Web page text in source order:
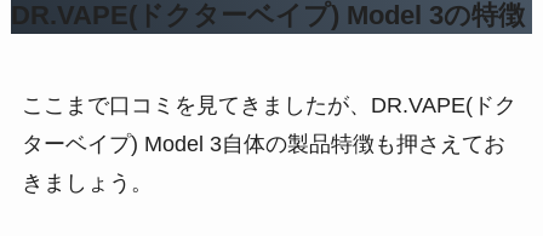
DR.VAPE(ドクターベイプ) Model 3の特徴
ここまで口コミを見てきましたが、DR.VAPE(ドク
ターベイプ) Model 3自体の製品特徴も押さえてお
きましょう。